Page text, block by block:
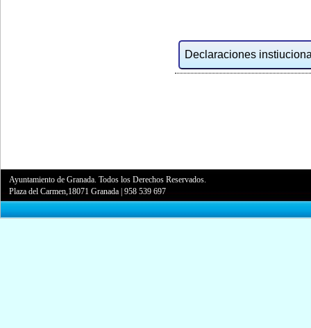
Declaraciones
Ayuntamiento de Granada. Todos los Derechos Reservados.
Plaza del Carmen,18071 Granada |958 539 697